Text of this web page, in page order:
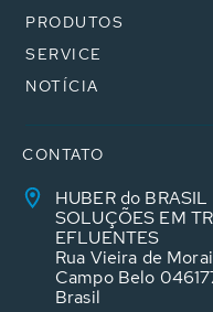
PRODUTOS
SERVICE
NOTÍCIA
CONTATO
HUBER do BRASIL
SOLUÇÕES EM
EFLUENTES
Rua Vieira de
Campo Belo
Brasil